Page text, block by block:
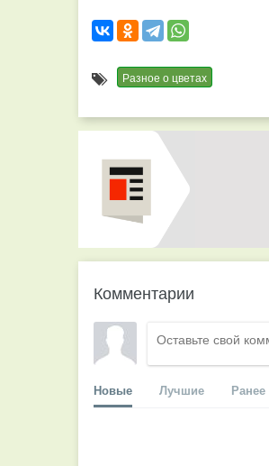
Разное о цветах
Комментарии
Новые Лучшие Ранее